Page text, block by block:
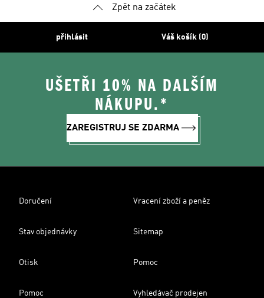
Zpět na začátek
přihlásit Váš košík (0)
UŠETŘI 10% NA DALŠÍM
NÁKUPU.*
ZAREGISTRUJ SE ZDARMA
Doručení Vracení zboží a peněz
Stav objednávky Sitemap
Otisk Pomoc
Pomoc Vyhledávač prodejen